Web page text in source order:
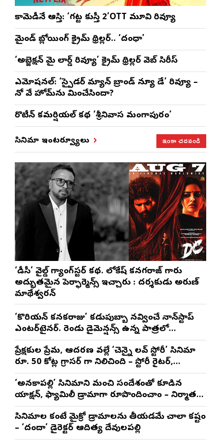
కామెడీనే ఆస్తి: ‘గట్ట కుస్తీ 2’OTT మూవి రివ్యూ
మైండ్ బ్లోయింగ్ క్రైమ్ థ్రిల్లర్.. ‘దంధా’
‘అబ్జెక్ష‌న్ మై లార్డ్ రివ్యూ’ క్రైమ్ థ్రిల్ల‌ర్ వెబ్ సిరీస్
ఎమోష‌న‌ల్‌: ‘స్పైడర్ మ్యాన్ బ్రాండ్ న్యూ డే’ రివ్యూ –
నో వే హోమ్‌ను మించేసిందా?
రొటీన్‌ కమర్షియల్‌ కథ ‘శ్రీనివాస మంగాపురం’
సినిమా ఇంటర్వ్యూలు ఇంకా చదవండి
‘డీసీ’ వైల్డ్ గ్యాంగ్‌స్టర్ కథ. లోకేష్ కనగరాజ్ గారు
అద్భుతమైన పెర్ఫార్మెన్స్ ఇచ్చారు : దర్శకుడు అరుణ్
మాథేశ్వరన్
‘కొరియన్ కనకరాజు’ కడుపుబ్బా నవ్వించే నాన్‌స్టాప్
ఎంటర్‌టైనర్. రెండు డైమెన్షన్స్ ఉన్న పాత్రలో
నటించడం చాలా సంతృప్తినిచ్చింది : వరుణ్ తేజ్
ప్రేక్షకుల ప్రేమ, ఆదరణ వల్లే ‘చెన్నై లవ్ స్టోరీ’ సినిమా
రూ. 50 కోట్ల గ్రాసర్ గా నిలిచింది – స్టోరీ రైటర్,
ప్రొడ్యూసర్ సాయి రాజేష్
‘అనకాపల్లి’ సినిమాని మంచి సందేశంతో కూడిన
యాక్షన్, ఫ్యామిలీ డ్రామాగా రూపొందించాం – నిర్మాతలు
త్రినాథరావు నక్కిన, కాండ్రేగుల నాయుడు
సినిమాల కంటే మైక్రో డ్రామాలను తీయడమే చాలా కష్టం
– ‘దందా’ డైరెక్ట‌ర్ ఆదిత్య దేవులపల్లి